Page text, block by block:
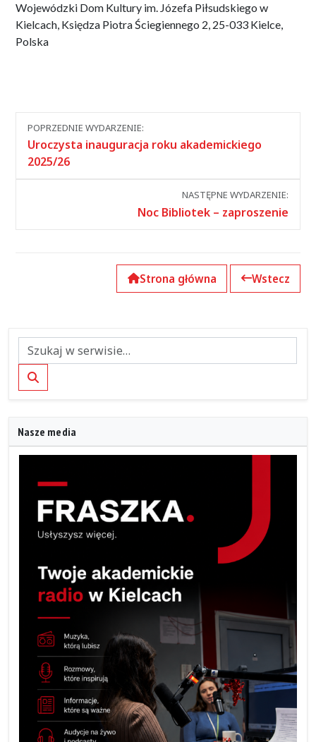
Wojewódzki Dom Kultury im. Józefa Piłsudskiego w
Kielcach, Księdza Piotra Ściegiennego 2, 25-033 Kielce,
Polska
Nawigacja
między
wydarzeniami
POPRZEDNIE WYDARZENIE:
Uroczysta inauguracja roku akademickiego
2025/26
NASTĘPNE WYDARZENIE:
Noc Bibliotek – zaproszenie
Strona główna Wstecz
Szukaj
Nasze media